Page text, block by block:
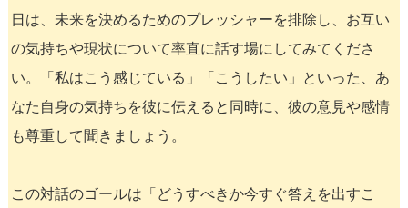
日は、未来を決めるためのプレッシャーを排除し、お互い
の気持ちや現状について率直に話す場にしてみてくださ
い。「私はこう感じている」「こうしたい」といった、あ
なた自身の気持ちを彼に伝えると同時に、彼の意見や感情
も尊重して聞きましょう。
この対話のゴールは「どうすべきか今すぐ答えを出すこ